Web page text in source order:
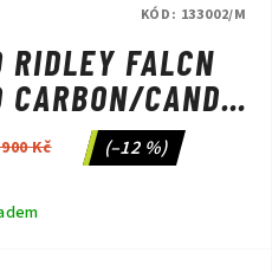
FALCN
CARBON/CANDY
SILVER
Kč (–12 %)
KÓD: 133002/M